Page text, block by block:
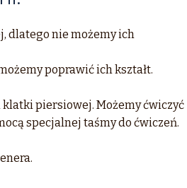
dlatego nie możemy ich
poprawić ich kształt.
piersiowej. Możemy ćwiczyć
specjalnej taśmy do ćwiczeń.